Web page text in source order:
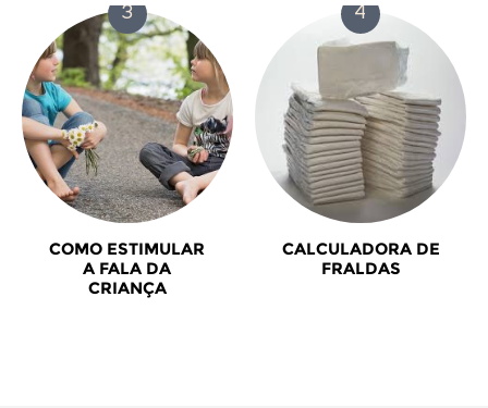
COMO ESTIMULAR
A FALA DA
CRIANÇA
CALCULADORA DE
FRALDAS